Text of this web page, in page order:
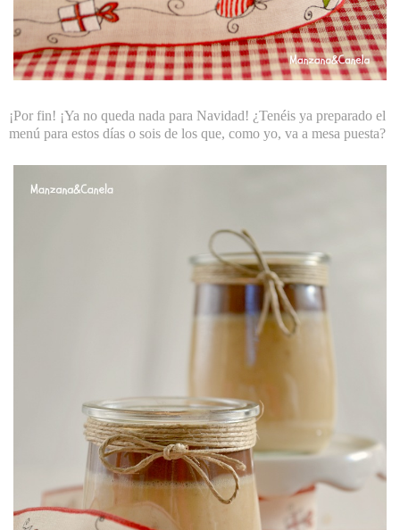
¡Por fin! ¡Ya no queda nada para Navidad! ¿Tenéis ya preparado el
menú para estos días o sois de los que, como yo, va a mesa puesta?